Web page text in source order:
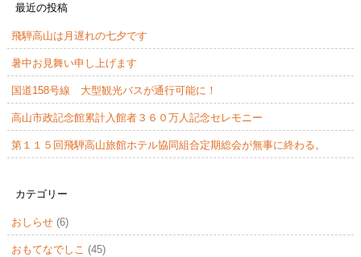
最近の投稿
飛騨高山は月遅れの七夕です
暑中お見舞い申し上げます
国道158号線 大型観光バスが通行可能に！
高山市政記念館累計入館者３６０万人記念セレモニー
第１１５回飛騨高山旅館ホテル協同組合定期総会が無事に終わる。
カテゴリー
おしらせ(6)
おもてなでしこ (45)